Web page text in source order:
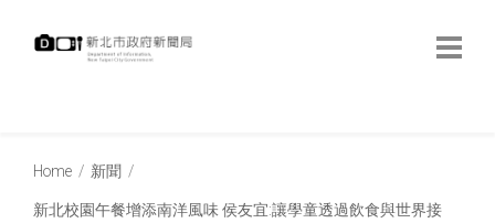
Home 新聞
新北校園午餐增添南洋風味 侯友宜:讓學童透過飲食與世界接